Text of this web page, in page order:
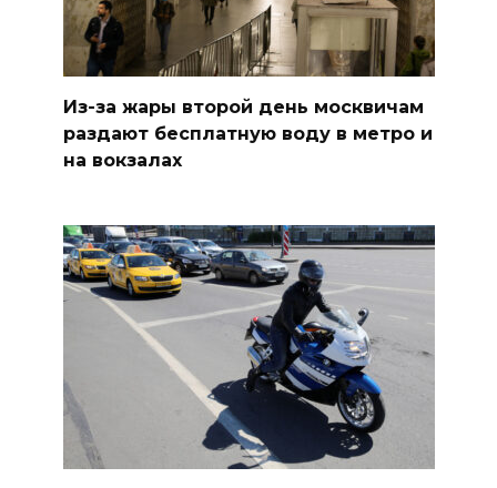
Из-за жары второй день москвичам
раздают бесплатную воду в метро и
на вокзалах